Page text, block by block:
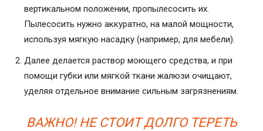
вертикальном положении, пропылесосить их.
Пылесосить нужно аккуратно, на малой мощности,
используя мягкую насадку (например, для мебели).
Далее делается раствор моющего средства, и при
помощи губки или мягкой ткани жалюзи очищают,
уделяя отдельное внимание сильным загрязнениям.
ВАЖНО! НЕ СТОИТ ДОЛГО ТЕРЕТЬ